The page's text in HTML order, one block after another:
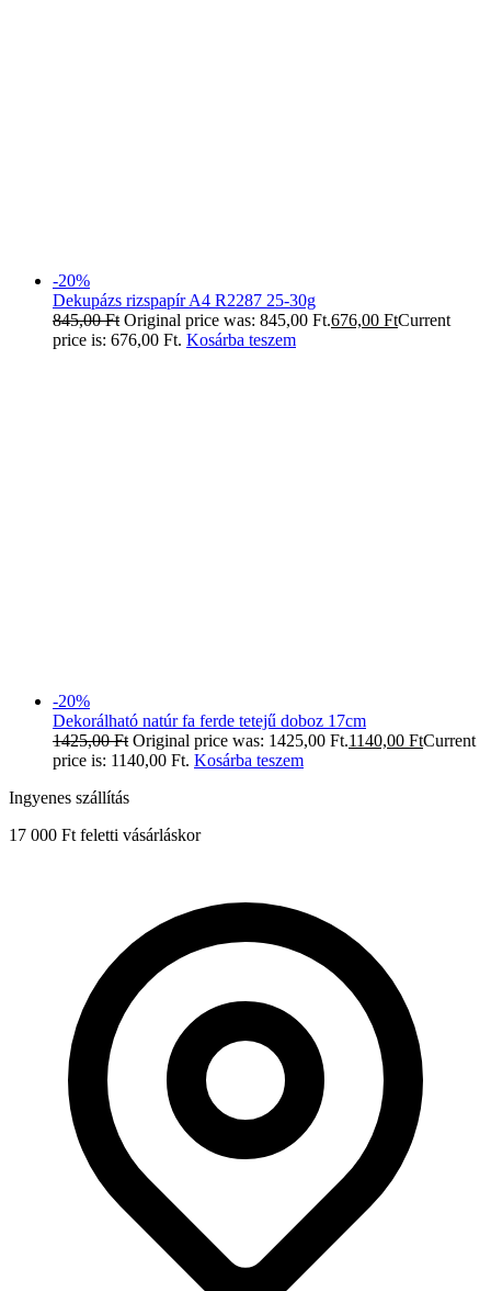
-20%
Dekupázs rizspapír A4 R2287 25-30g
845,00Ft Original price was: 845,00 Ft.676,00 FtCurrent
price is: 676,00 Ft. Kosárba teszem
-20%
Dekorálható natúr fa ferde tetejű doboz 17cm
1425,00Ft Original price was: 1425,00 Ft.1140,00 FtCurrent
price is: 1140,00 Ft. Kosárba teszem
Ingyenes szállítás
17 000 Ft feletti vásárláskor